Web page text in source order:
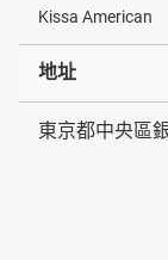
Kissa American
地址
東京都中央區